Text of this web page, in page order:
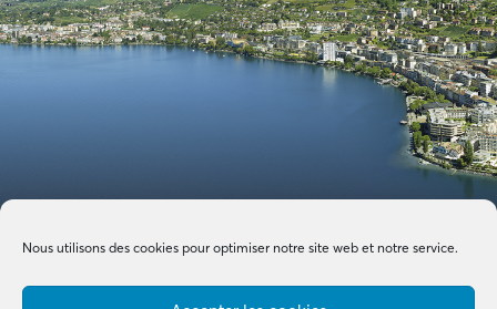
Nous utilisons des cookies pour optimiser notre site web et notre service.